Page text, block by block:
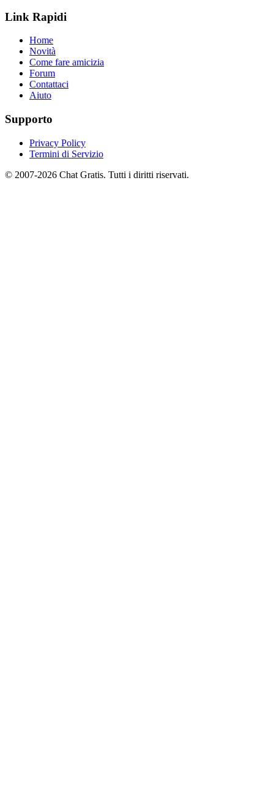
Link Rapidi
Home
Novità
Come fare amicizia
Forum
Contattaci
Aiuto
Supporto
Privacy Policy
Termini di Servizio
© 2007-2026 Chat Gratis. Tutti i diritti riservati.